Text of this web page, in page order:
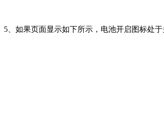
5、如果页面显示如下所示，电池开启图标处